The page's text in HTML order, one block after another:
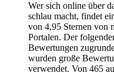
Wer sich online über
schlau macht, findet
von 4,95 Sternen von
Portalen. Der
Bewertungen
wurden große
verwendet. Von 465